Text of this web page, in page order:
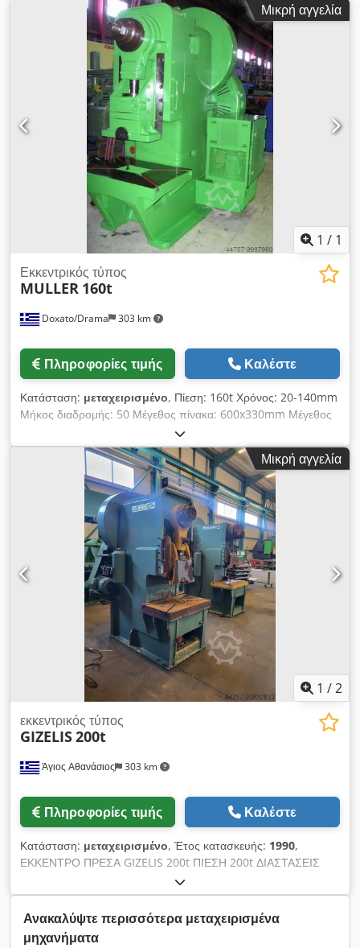
Μικρή αγγελία
1 / 1
Doxato/Drama 303 km
Εκκεντρικός τύπος
MULLER 160t
Πληροφορίες τιμής Καλέστε
Κατάσταση: μεταχειρισμένο, Πίεση: 160t Χρόνος: 20-140mm
Μήκος διαδρομής: 50 Μέγεθος πίνακα: 600x330mm Μέγεθος
πίνακα κάτω: 1000x700mm Ισχύς: 15kw Βάρος: 10.000kgr
Cjdjc Nt Akspfx Ag Uerf
Μικρή αγγελία
1 /2
Άγιος Αθανάσιος 303 km
εκκεντρικός τύπος
GIZELIS200t
Πληροφορίες τιμής Καλέστε
Κατάσταση: μεταχειρισμένο, Έτος κατασκευής: 1990,
ΕΚΚΕΝΤΡΟ ΠΡΕΣΑ GIZELIS 200t ΠΙΕΣΗ 200t ΔΙΑΣΤΑΣΕΙΣ
ΤΡΑΠΕΖΙΟΥ 1000x660mm ΔΙΑΔΡΟΜΗ 17-230mm ΙΣΧΥΣ
11kW ΜΕ ΥΔΡΑΥΛΙΚΟ ΣΥΣΤΗΜΑ ΣΥΣΦΙΞΗΣ Cedpfjx N Sqyex
Ag Ujrf
Ανακαλύψτε περισσότερα μεταχειρισμένα
μηχανήματα